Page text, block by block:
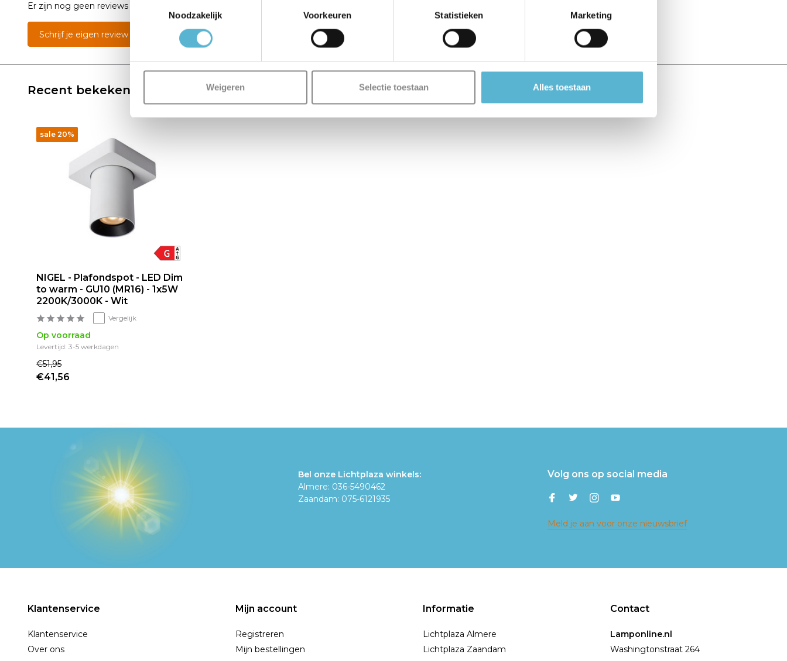
Noodzakelijk
Voorkeuren Statistieken Marketing
Weigeren Selectie toestaan Alles toestaan
Er zijn nog geen reviews geschreven over dit product..
Schrijf je eigen review
Recent bekeken
sale 20%
NIGEL - Plafondspot - LED Dim
to warm - GU10 (MR16) - 1x5W
2200K/3000K - Wit
Vergelijk
Op voorraad
Levertijd: 3-5 werkdagen
€51,95
€41,56
Bel onze Lichtplaza winkels:
Almere: 036-5490462
Zaandam: 075-6121935
Volg ons op social media
Meld je aan voor onze nieuwsbrief
Klantenservice
Klantenservice
Over ons
Mijn account
Registreren
Mijn bestellingen
Informatie
Lichtplaza Almere
Lichtplaza Zaandam
Contact
Lamponline.nl
Washingtonstraat 264